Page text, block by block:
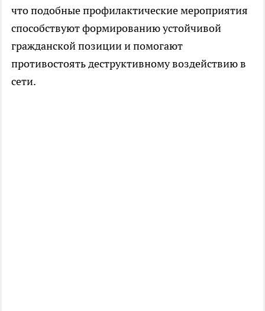
что подобные профилактические мероприятия
способствуют формированию устойчивой
гражданской позиции и помогают
противостоять деструктивному воздействию в
сети.